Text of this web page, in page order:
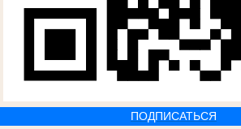
ПОДПИСАТЬСЯ